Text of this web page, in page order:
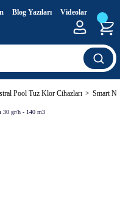
Blog Yazıları Videolar
Pool Tuz Klor Cihazları Smart